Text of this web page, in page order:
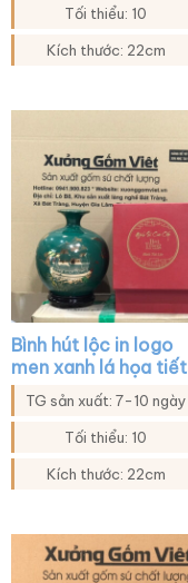
Tối thiểu: 10
Kích thước: 22cm
Bình hút lộc in logo
men xanh lá họa tiết
thuyền buồm XG-
BHL29
TG sản xuất: 7-10 ngày
Tối thiểu: 10
Kích thước: 22cm